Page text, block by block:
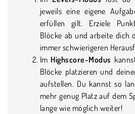
jeweils eine eigene
erfüllen gilt. Erziele
Blöcke ab und arbeite dich
immer schwierigeren
Im Highscore-Modus
Blöcke platzieren und
aufstellen. Du kannst so
mehr genug Platz auf dem
lange wie möglich weiter!